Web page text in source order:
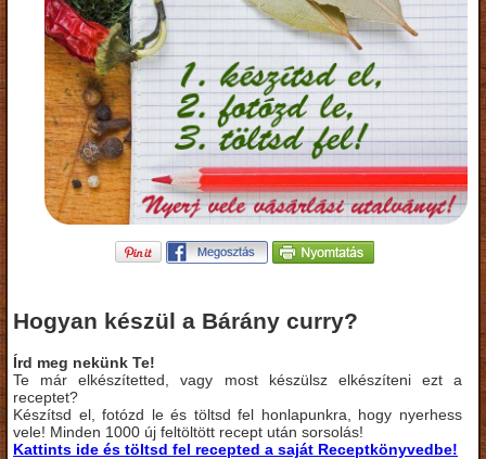
Hogyan készül a Bárány curry?
Írd meg nekünk Te!
Te már elkészítetted, vagy most készülsz elkészíteni ezt a
receptet?
Készítsd el, fotózd le és töltsd fel honlapunkra, hogy nyerhess
vele! Minden 1000 új feltöltött recept után sorsolás!
Kattints ide és töltsd fel recepted a saját Receptkönyvedbe!